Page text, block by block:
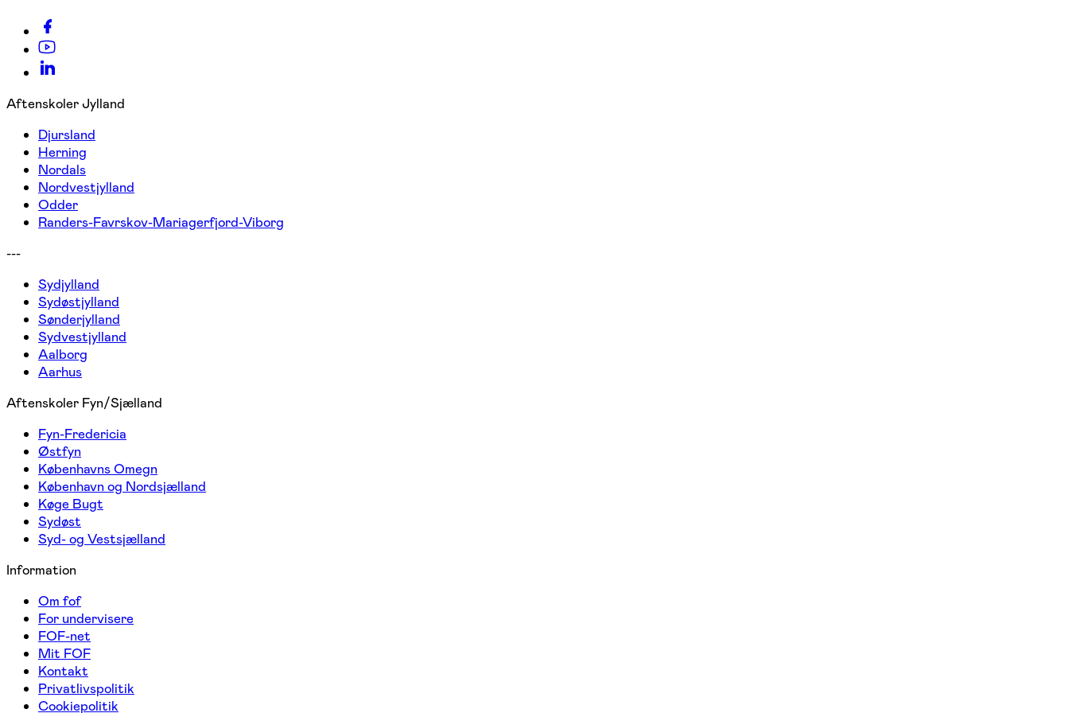
Aftenskoler Jylland
Djursland
Herning
Nordals
Nordvestjylland
Odder
Randers-Favrskov-Mariagerfjord-Viborg
---
Sydjylland
Sydøstjylland
Sønderjylland
Sydvestjylland
Aalborg
Aarhus
Aftenskoler Fyn/Sjælland
Fyn-Fredericia
Østfyn
Københavns Omegn
København og Nordsjælland
Køge Bugt
Sydøst
Syd- og Vestsjælland
Information
Om fof
For undervisere
FOF-net
Mit FOF
Kontakt
Privatlivspolitik
Cookiepolitik